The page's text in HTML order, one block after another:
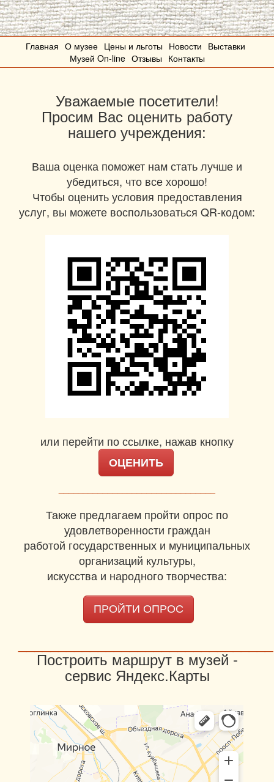
Главная О музее Цены и льготы Новости Выставки
Музей On-line Отзывы Контакты
Уважаемые посетители!
Просим Вас оценить работу
нашего учреждения:
Ваша оценка поможет нам стать лучше и
убедиться, что все хорошо!
Чтобы оценить условия предоставления
услуг, вы можете воспользоваться QR-кодом:
или перейти по ссылке, нажав кнопку
ОЦЕНИТЬ
Также предлагаем пройти опрос по
удовлетворенности граждан
работой государственных и муниципальных
организаций культуры,
искусства и народного творчества:
ПРОЙТИ ОПРОС
Построить маршрут в музей -
сервис Яндекс.Карты